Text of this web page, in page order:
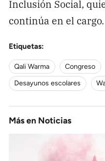
Inclusión Social,
continúa en el cargo.
Etiquetas:
Qali Warma Congreso
Desayunos escolares
Más en Noticias